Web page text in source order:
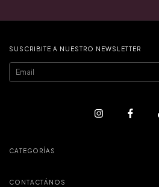
SUSCRIBITE A NUESTRO NEWSLETTER
CATEGORÍAS
CONTACTÁNOS